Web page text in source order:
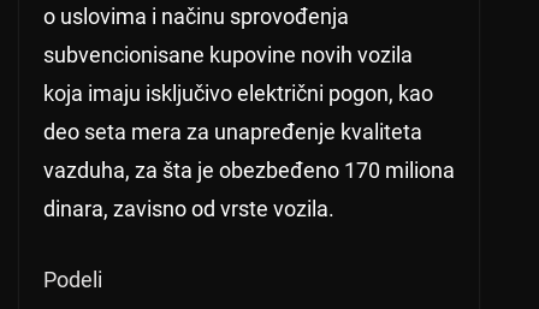
o uslovima i načinu sprovođenja
subvencionisane kupovine novih vozila
koja imaju isključivo električni pogon, kao
deo seta mera za unapređenje kvaliteta
vazduha, za šta je obezbeđeno 170 miliona
dinara, zavisno od vrste vozila.
Podeli